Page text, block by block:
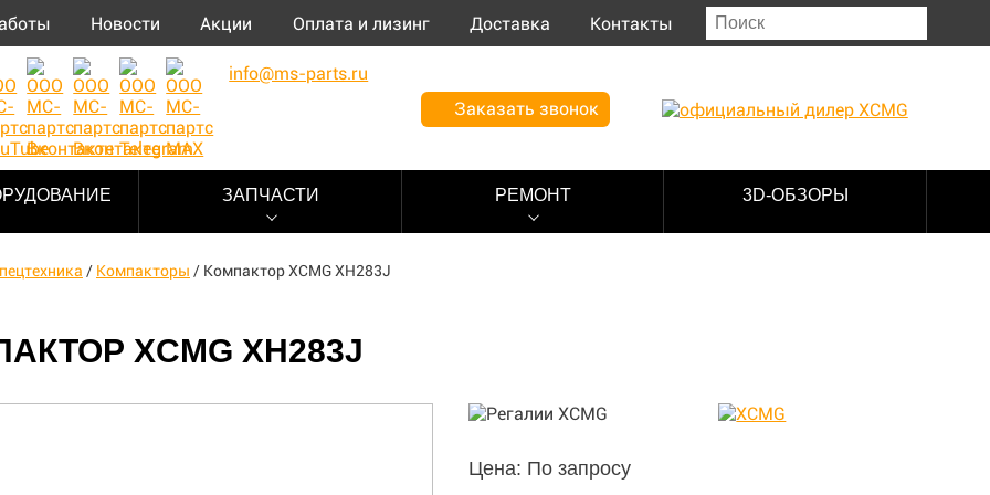
Новости Акции Оплата и лизинг Доставка Контакты
info@ms-parts.ru
Заказать звонок
ЗАПЧАСТИ РЕМОНТ 3D-ОБЗОРЫ
/ Компакторы / Компактор XCMG XH283J
XCMG XH283J
Цена: По запросу